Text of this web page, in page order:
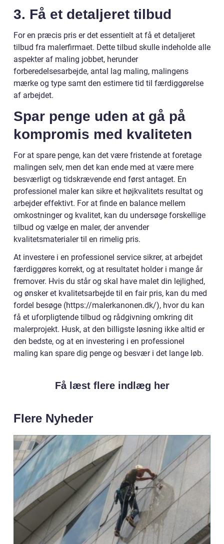
3. Få et detaljeret tilbud
For en præcis pris er det essentielt at få et detaljeret
tilbud fra malerfirmaet. Dette tilbud skulle indeholde alle
aspekter af maling jobbet, herunder
forberedelsesarbejde, antal lag maling, malingens
mærke og type samt den estimere tid til færdiggørelse
af arbejdet.
Spar penge uden at gå på
kompromis med kvaliteten
For at spare penge, kan det være fristende at foretage
malingen selv, men det kan ende med at være mere
besværligt og tidskrævende end først antaget. En
professionel maler kan sikre et højkvalitets resultat og
arbejder effektivt. For at finde en balance mellem
omkostninger og kvalitet, kan du undersøge forskellige
tilbud og vælge en maler, der anvender
kvalitetsmaterialer til en rimelig pris.
At investere i en professionel service sikrer, at arbejdet
færdiggøres korrekt, og at resultatet holder i mange år
fremover. Hvis du står og skal have malet din lejlighed,
og ønsker et kvalitetsarbejde til en fair pris, kan du med
fordel besøge (https://malerkanonen.dk/), hvor du kan
få et uforpligtende tilbud og rådgivning omkring dit
malerprojekt. Husk, at den billigste løsning ikke altid er
den bedste, og at en investering i en professionel
maling kan spare dig penge og besvær i det lange løb.
Få læst flere indlæg her
Flere Nyheder